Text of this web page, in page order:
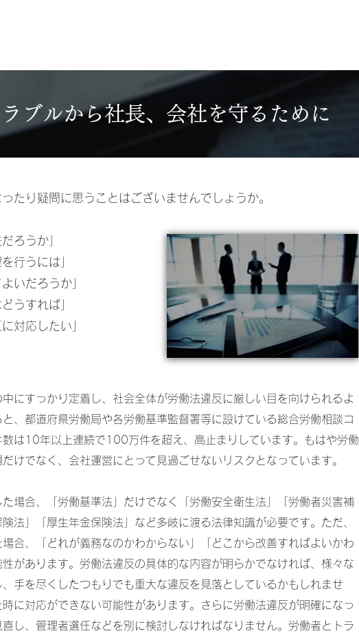
たり疑問に思うことはございませんでしょうか。
ろうか」
行うには」
いだろうか」
うすれば」
対応したい」
中にすっかり定着し、社会全体が労働法違反に厳しい目を向けられるよ
、都道府県労働局や各労働基準監督署等に設けている総合労働相談コ
は10年以上連続で100万件を超え、高止まりしています。もはや労働
けでなく、会社運営にとって見過ごせないリスクとなっています。
場合、「労働基準法」だけでなく「労働安全衛生法」「労働者災害補
法」「厚生年金保険法」など多岐に渡る法律知識が必要です。ただ、
合、「どれが義務なのかわからない」「どこから改善すればよいかわ
があります。労働法違反の具体的な内容が明らかでなければ、様々な
手を尽くしたつもりでも重大な違反を見落としているかもしれませ
に対応ができない可能性があります。さらに労働法違反が明確になっ
し、管理者選任などを別に検討しなければなりません。労働者とトラ
ブルから社長、会社を守るために